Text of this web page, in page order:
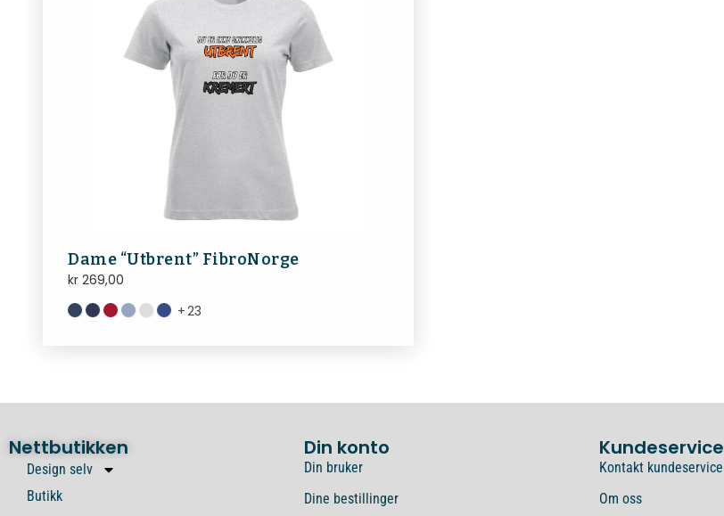
Dame “Utbrent” FibroNorge
kr 269,00
+23
Nettbutikken Din konto Kundeservice
Design selv
Butikk
Din bruker
Dine bestillinger
Kontakt kundeservice
Om oss